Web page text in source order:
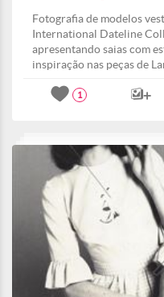
Fotografia de modelos
International Dateline
apresentando saias com
inspiração nas peças de
1